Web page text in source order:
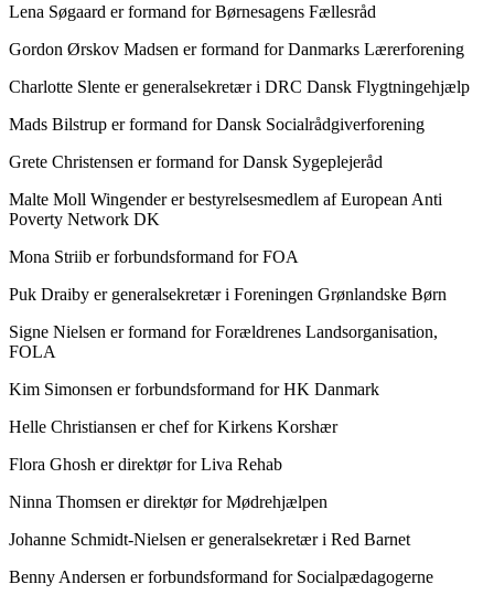
Lena Søgaard er formand for Børnesagens Fællesråd
Gordon Ørskov Madsen er formand for Danmarks Lærerforening
Charlotte Slente er generalsekretær i DRC Dansk Flygtningehjælp
Mads Bilstrup er formand for Dansk Socialrådgiverforening
Grete Christensen er formand for Dansk Sygeplejeråd
Malte Moll Wingender er bestyrelsesmedlem af European Anti
Poverty Network DK
Mona Striib er forbundsformand for FOA
Puk Draiby er generalsekretær i Foreningen Grønlandske Børn
Signe Nielsen er formand for Forældrenes Landsorganisation,
FOLA
Kim Simonsen er forbundsformand for HK Danmark
Helle Christiansen er chef for Kirkens Korshær
Flora Ghosh er direktør for Liva Rehab
Ninna Thomsen er direktør for Mødrehjælpen
Johanne Schmidt-Nielsen er generalsekretær i Red Barnet
Benny Andersen er forbundsformand for Socialpædagogerne